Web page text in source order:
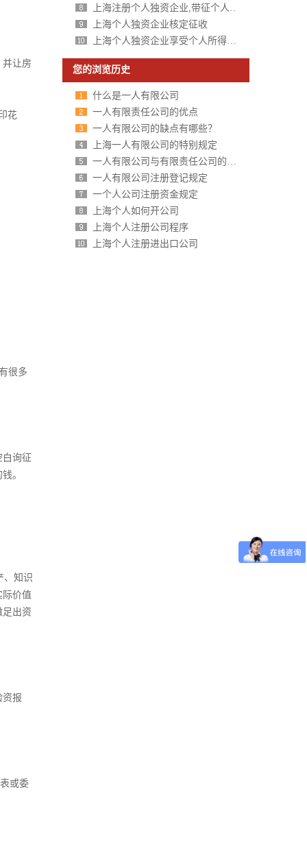
并让房
花
很多
白询征
。­
、知识
际价值
足出资
资报
或委
上海注册个人独资企业,带征个人所得税,财政税收返还扶持40%-50%
上海个人独资企业核定征收
上海个人独资企业享受个人所得税核定征收
您的浏览历史
什么是一人有限公司
一人有限责任公司的优点
一人有限公司的缺点有哪些？
上海一人有限公司的特别规定
一人有限公司与有限责任公司的区别分析
一人有限公司注册登记规定
一个人公司注册资金规定
上海个人如何开公司
上海个人注册公司程序
上海个人注册进出口公司